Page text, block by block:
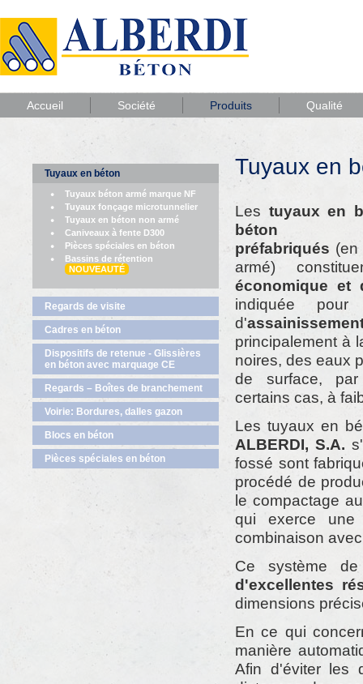
Accueil Société Produits Qualité
Tuyaux en béton
Tuyaux béton armé marque NF
Tuyaux fonçage microtunnelier
Tuyaux en béton non armé
Caniveaux à fente D300
Pièces spéciales en béton
Bassins de rétention
NOUVEAUTÉ
Regards de visite
Cadres en béton
Dispositifs de retenue - Glissières
en béton avec marquage CE
Regards – Boîtes de branchement
Voirie: Bordures, dalles gazon
Blocs en béton
Pièces spéciales en béton
Tuyaux en
Les tuyaux en
béton
préfabriqués
armé)
économique et
indiquée pour
d'
principalement à
noires, des eaux
de surface,
certains cas, à
Les tuyaux en
ALBERDI, S.A.
fossé sont
procédé de
le compactage
qui exerce une
combinaison
Ce système
d'excellentes
dimensions
En ce qui
manière
Afin d'éviter les